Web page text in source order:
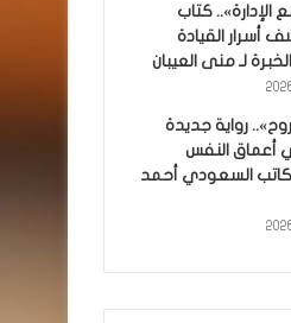
الإدارة».. كتاب
أسرار القيادة
لـ منى العيبان
رواية جديدة
النفس
السعودي أحمد